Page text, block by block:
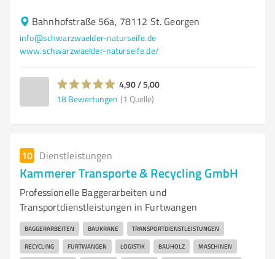
Bahnhofstraße 56a, 78112 St. Georgen
info@schwarzwaelder-naturseife.de
www.schwarzwaelder-naturseife.de/
4,90 / 5,00
18 Bewertungen (1 Quelle)
10 Dienstleistungen
Kammerer Transporte & Recycling GmbH
Professionelle Baggerarbeiten und
Transportdienstleistungen in Furtwangen
BAGGERARBEITEN BAUKRANE TRANSPORTDIENSTLEISTUNGEN
RECYCLING FURTWANGEN LOGISTIK BAUHOLZ MASCHINEN